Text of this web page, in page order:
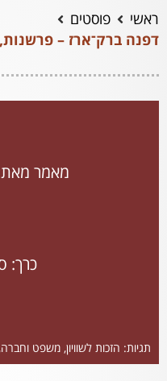
ראשי
פוסטים
דפנה ברק־ארז – פרשנות,
מאמר
כרך:
תגיות: הזכות לשוויון, משפט וחברה,